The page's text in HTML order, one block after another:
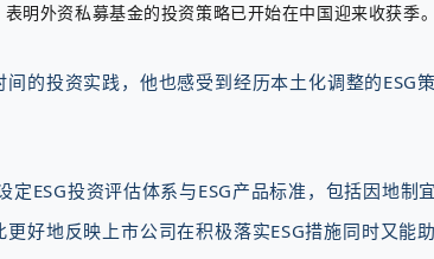
明外资私募基金的投资策略已开始在中国迎来收获季。
的投资实践，他也感受到经历本土化调整的ESG
定ESG投资评估体系与ESG产品标准，包括因地
好地反映上市公司在积极落实ESG措施同时又能